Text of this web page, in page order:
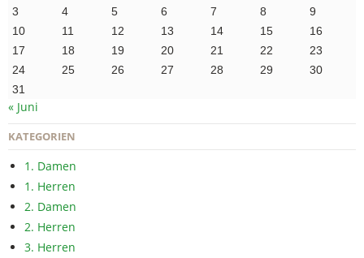
3
4 5 6 7 8
9
10
11 12 13 14 15
16
17
18 19 20 21 22
23
24
25 26 27 28 29
30
31
« Juni
KATEGORIEN
1. Damen
1. Herren
2. Damen
2. Herren
3. Herren